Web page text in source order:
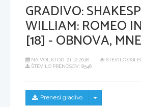
GRADIVO:
WILLIAM: ROMEO
[18] - OBNOVA,
NA VOLJO OD: 21.12.2018
ŠTEVILO
ŠTEVILO PRENOSOV: 8546
Prenesi gradivo Skrij/prikaži